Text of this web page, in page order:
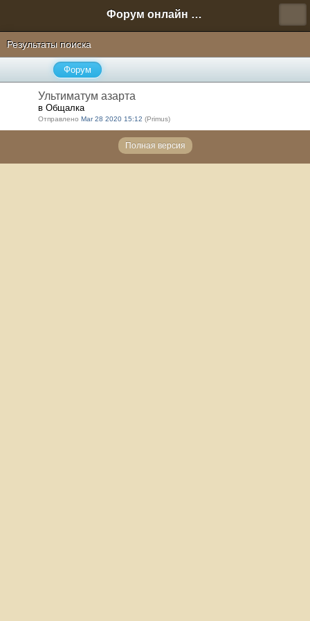
Форум онлайн игры "Новая Эра" (Нюра Биз)
Результаты поиска
Форум
Ультиматум азарта
в Общалка
Отправлено Mar 28 2020 15:12 (Primus)
Полная версия